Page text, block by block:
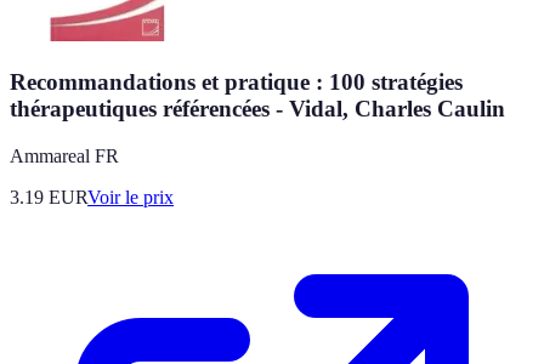
Recommandations et pratique : 100 stratégies
thérapeutiques référencées - Vidal, Charles Caulin
Ammareal FR
3.19 EURVoir le prix